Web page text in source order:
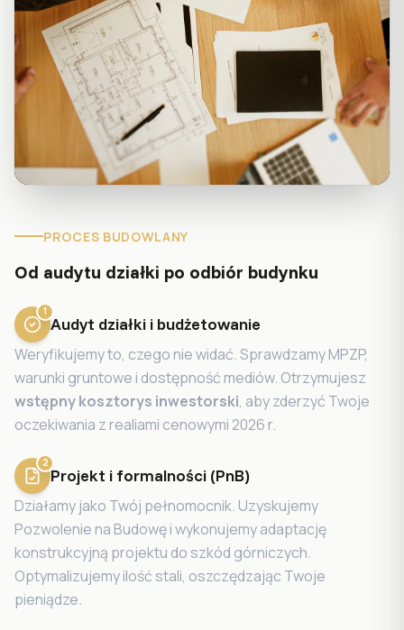
PROCES BUDOWLANY
Od audytu działki po odbiór budynku
1
Audyt działki i budżetowanie
Weryfikujemy to, czego nie widać. Sprawdzamy MPZP,
warunki gruntowe i dostępność mediów. Otrzymujesz
wstępny kosztorys inwestorski, aby zderzyć Twoje
oczekiwania z realiami cenowymi 2026 r.
2
Projekt i formalności (PnB)
Działamy jako Twój pełnomocnik. Uzyskujemy
Pozwolenie na Budowę i wykonujemy adaptację
konstrukcyjną projektu do szkód górniczych.
Optymalizujemy ilość stali, oszczędzając Twoje
pieniądze.